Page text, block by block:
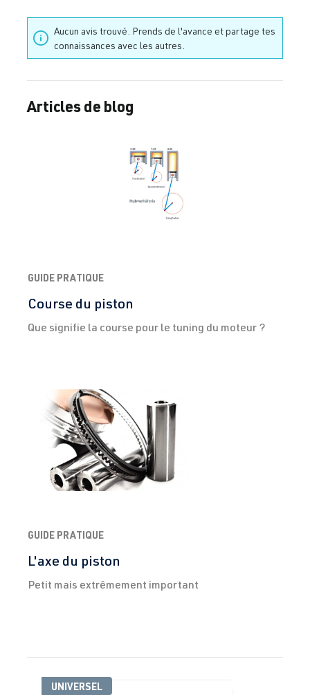
Aucun avis trouvé. Prends de l'avance et partage tes
connaissances avec les autres.
Articles de blog
GUIDE PRATIQUE
Course du piston
Que signifie la course pour le tuning du moteur ?
GUIDE PRATIQUE
L'axe du piston
Petit mais extrêmement important
Ignorer la galerie de produits
UNIVERSEL